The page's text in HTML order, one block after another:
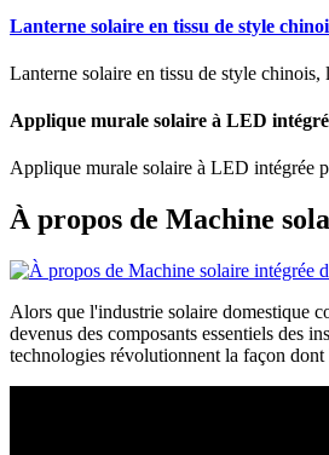
Lanterne solaire en tissu de style
Lanterne solaire en tissu de style
Applique murale solaire à LED
Applique murale solaire à LED intégrée
À propos de Machine
Alors que l'industrie solaire domestique
devenus des composants essentiels des
technologies révolutionnent la façon